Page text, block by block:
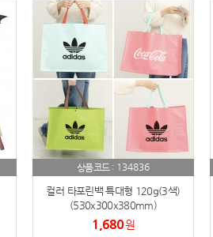
20 구급
21 물티슈
티슈
손톱
손톱깍이
25 AP-100071
상품코드 : 134836
컬러 타포린백 특대형 120g(3색)
(530x300x380mm)
1,680원